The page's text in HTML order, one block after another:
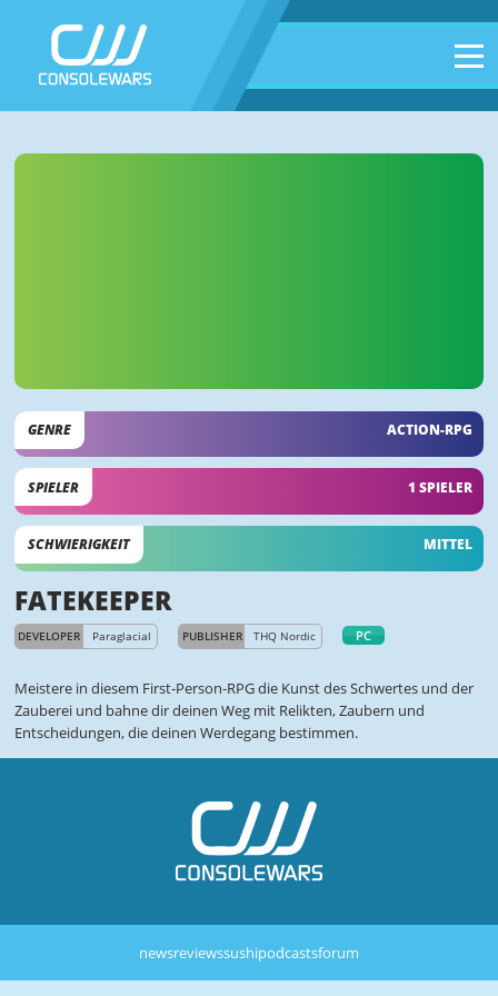
GENRE ACTION-RPG
SPIELER 1 SPIELER
SCHWIERIGKEIT MITTEL
FATEKEEPER
DEVELOPER Paraglacial PUBLISHER THQ Nordic PC
Meistere in diesem First-Person-RPG die Kunst des Schwertes und der
Zauberei und bahne dir deinen Weg mit Relikten, Zaubern und
Entscheidungen, die deinen Werdegang bestimmen.
newsreviewssushipodcastsforum